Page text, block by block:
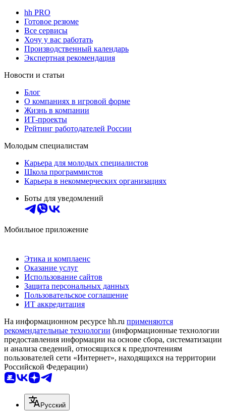
hh PRO
Готовое резюме
Все сервисы
Хочу у вас работать
Производственный календарь
Экспертная рекомендация
Новости и статьи
Блог
О компаниях в игровой форме
Жизнь в компании
ИТ-проекты
Рейтинг работодателей России
Молодым специалистам
Карьера для молодых специалистов
Школа программистов
Карьера в некоммерческих организациях
Боты для уведомлений
Мобильное приложение
Этика и комплаенс
Оказание услуг
Использование сайтов
Защита персональных данных
Пользовательское соглашение
ИТ аккредитация
На информационном ресурсе hh.ru применяются
рекомендательные технологии (информационные технологии
предоставления информации на основе сбора, систематизации
и анализа сведений, относящихся к предпочтениям
пользователей сети «Интернет», находящихся на территории
Российской Федерации)
Русский